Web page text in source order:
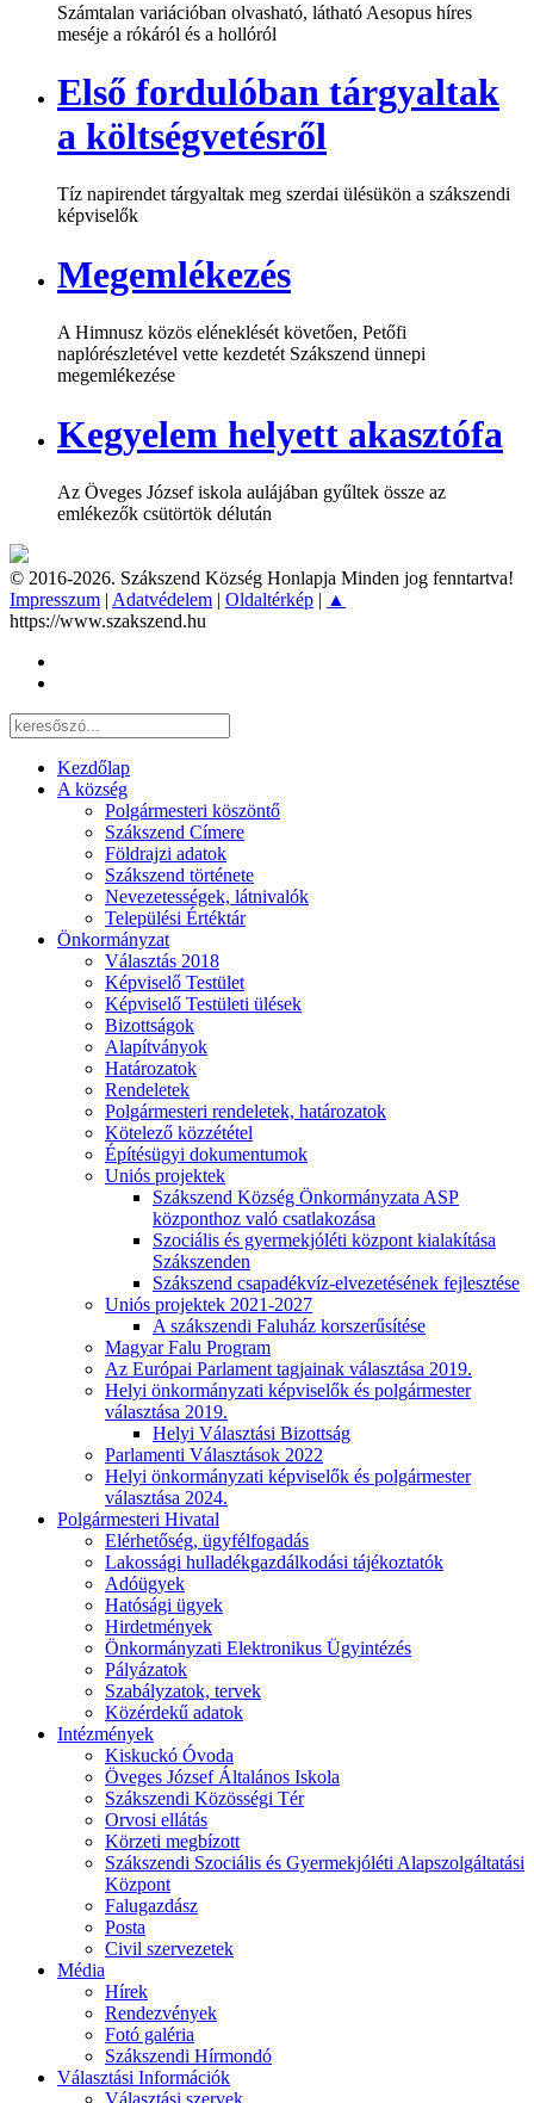
Számtalan variációban olvasható, látható Aesopus híres
meséje a rókáról és a hollóról
Első fordulóban tárgyaltak
a költségvetésről
Tíz napirendet tárgyaltak meg szerdai ülésükön a szákszendi
képviselők
Megemlékezés
A Himnusz közös eléneklését követően, Petőfi
naplórészletével vette kezdetét Szákszend ünnepi
megemlékezése
Kegyelem helyett akasztófa
Az Öveges József iskola aulájában gyűltek össze az
emlékezők csütörtök délután
© 2016-2026. Szákszend Község Honlapja Minden jog fenntartva!
Impresszum | Adatvédelem | Oldaltérkép | ▲
https://www.szakszend.hu
Kezdőlap
A község
Polgármesteri köszöntő
Szákszend Címere
Földrajzi adatok
Szákszend története
Nevezetességek, látnivalók
Települési Értéktár
Önkormányzat
Választás 2018
Képviselő Testület
Képviselő Testületi ülések
Bizottságok
Alapítványok
Határozatok
Rendeletek
Polgármesteri rendeletek, határozatok
Kötelező közzététel
Építésügyi dokumentumok
Uniós projektek
Szákszend Község Önkormányzata ASP
központhoz való csatlakozása
Szociális és gyermekjóléti központ kialakítása
Szákszenden
Szákszend csapadékvíz-elvezetésének fejlesztése
Uniós projektek 2021-2027
A szákszendi Faluház korszerűsítése
Magyar Falu Program
Az Európai Parlament tagjainak választása 2019.
Helyi önkormányzati képviselők és polgármester
választása 2019.
Helyi Választási Bizottság
Parlamenti Választások 2022
Helyi önkormányzati képviselők és polgármester
választása 2024.
Polgármesteri Hivatal
Elérhetőség, ügyfélfogadás
Lakossági hulladékgazdálkodási tájékoztatók
Adóügyek
Hatósági ügyek
Hirdetmények
Önkormányzati Elektronikus Ügyintézés
Pályázatok
Szabályzatok, tervek
Közérdekű adatok
Intézmények
Kiskuckó Óvoda
Öveges József Általános Iskola
Szákszendi Közösségi Tér
Orvosi ellátás
Körzeti megbízott
Szákszendi Szociális és Gyermekjóléti Alapszolgáltatási
Központ
Falugazdász
Posta
Civil szervezetek
Média
Hírek
Rendezvények
Fotó galéria
Szákszendi Hírmondó
Választási Információk